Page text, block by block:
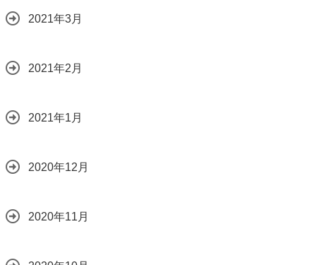
2021年3月
2021年2月
2021年1月
2020年12月
2020年11月